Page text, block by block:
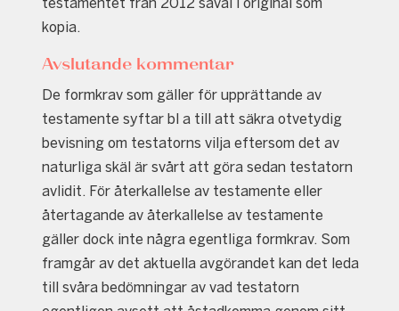
kopia.
Avslutande kommentar
De formkrav som gäller för upprättande av
testamente syftar bl a till att säkra otvetydig
bevisning om testatorns vilja eftersom det av
naturliga skäl är svårt att göra sedan testatorn
avlidit. För återkallelse av testamente eller
återtagande av återkallelse av testamente
gäller dock inte några egentliga formkrav. Som
framgår av det aktuella avgörandet kan det leda
till svåra bedömningar av vad testatorn